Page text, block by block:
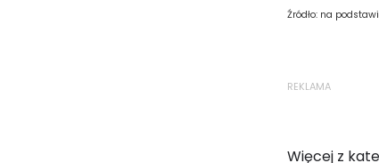
Źródło: na
REKLAMA
Więcej z